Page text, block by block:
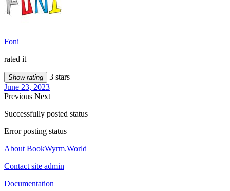
Foni
rated it
Show rating
3 stars
June 23, 2023
Previous Next
Successfully posted status
Error posting status
About BookWyrm.World
Contact site admin
Documentation